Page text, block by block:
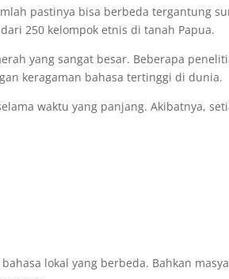
pastinya bisa berbeda tergantung
250 kelompok etnis di tanah Papua.
yang sangat besar. Beberapa
keragaman bahasa tertinggi di dunia.
waktu yang panjang. Akibatnya,
lokal yang berbeda. Bahkan